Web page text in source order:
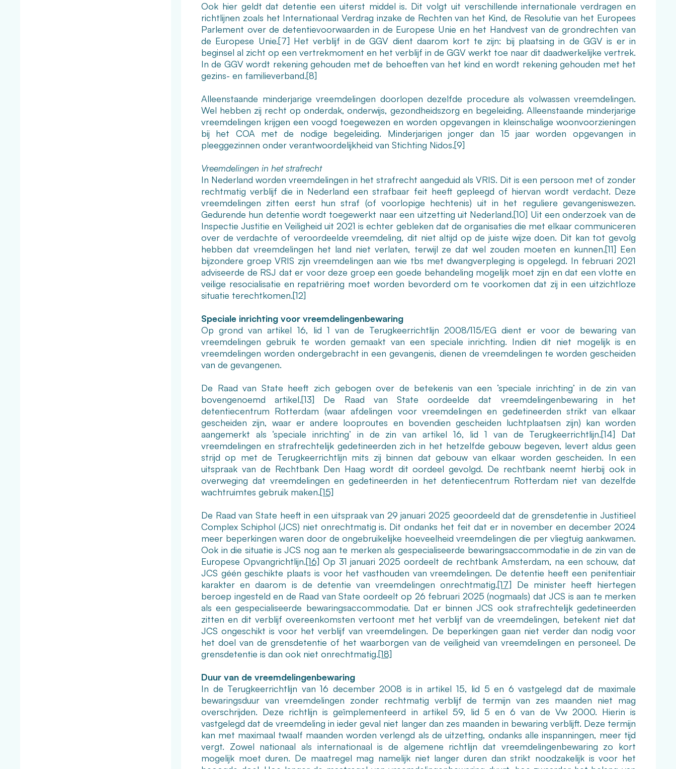
Ook hier geldt dat detentie een uiterst middel is. Dit volgt uit verschillende internationale verdragen en
richtlijnen zoals het Internationaal Verdrag inzake de Rechten van het Kind, de Resolutie van het Europees
Parlement over de detentievoorwaarden in de Europese Unie en het Handvest van de grondrechten van
de Europese Unie.[7] Het verblijf in de GGV dient daarom kort te zijn: bij plaatsing in de GGV is er in
beginsel al zicht op een vertrekmoment en het verblijf in de GGV werkt toe naar dit daadwerkelijke vertrek.
In de GGV wordt rekening gehouden met de behoeften van het kind en wordt rekening gehouden met het
gezins- en familieverband.[8]
Alleenstaande minderjarige vreemdelingen doorlopen dezelfde procedure als volwassen vreemdelingen.
Wel hebben zij recht op onderdak, onderwijs, gezondheidszorg en begeleiding. Alleenstaande minderjarige
vreemdelingen krijgen een voogd toegewezen en worden opgevangen in kleinschalige woonvoorzieningen
bij het COA met de nodige begeleiding. Minderjarigen jonger dan 15 jaar worden opgevangen in
pleeggezinnen onder verantwoordelijkheid van Stichting Nidos.[9]
Vreemdelingen in het strafrecht
In Nederland worden vreemdelingen in het strafrecht aangeduid als VRIS. Dit is een persoon met of zonder
rechtmatig verblijf die in Nederland een strafbaar feit heeft gepleegd of hiervan wordt verdacht. Deze
vreemdelingen zitten eerst hun straf (of voorlopige hechtenis) uit in het reguliere gevangeniswezen.
Gedurende hun detentie wordt toegewerkt naar een uitzetting uit Nederland.[10] Uit een onderzoek van de
Inspectie Justitie en Veiligheid uit 2021 is echter gebleken dat de organisaties die met elkaar communiceren
over de verdachte of veroordeelde vreemdeling, dit niet altijd op de juiste wijze doen. Dit kan tot gevolg
hebben dat vreemdelingen het land niet verlaten, terwijl ze dat wel zouden moeten en kunnen.[11] Een
bijzondere groep VRIS zijn vreemdelingen aan wie tbs met dwangverpleging is opgelegd. In februari 2021
adviseerde de RSJ dat er voor deze groep een goede behandeling mogelijk moet zijn en dat een vlotte en
veilige resocialisatie en repatriëring moet worden bevorderd om te voorkomen dat zij in een uitzichtloze
situatie terechtkomen.[12]
Speciale inrichting voor vreemdelingenbewaring
Op grond van artikel 16, lid 1 van de Terugkeerrichtlijn 2008/115/EG dient er voor de bewaring van
vreemdelingen gebruik te worden gemaakt van een speciale inrichting. Indien dit niet mogelijk is en
vreemdelingen worden ondergebracht in een gevangenis, dienen de vreemdelingen te worden gescheiden
van de gevangenen.
De Raad van State heeft zich gebogen over de betekenis van een ‘speciale inrichting’ in de zin van
bovengenoemd artikel.[13] De Raad van State oordeelde dat vreemdelingenbewaring in het
detentiecentrum Rotterdam (waar afdelingen voor vreemdelingen en gedetineerden strikt van elkaar
gescheiden zijn, waar er andere looproutes en bovendien gescheiden luchtplaatsen zijn) kan worden
aangemerkt als ‘speciale inrichting’ in de zin van artikel 16, lid 1 van de Terugkeerrichtlijn.[14] Dat
vreemdelingen en strafrechtelijk gedetineerden zich in het hetzelfde gebouw begeven, levert aldus geen
strijd op met de Terugkeerrichtlijn mits zij binnen dat gebouw van elkaar worden gescheiden. In een
uitspraak van de Rechtbank Den Haag wordt dit oordeel gevolgd. De rechtbank neemt hierbij ook in
overweging dat vreemdelingen en gedetineerden in het detentiecentrum Rotterdam niet van dezelfde
wachtruimtes gebruik maken.[15]
De Raad van State heeft in een uitspraak van 29 januari 2025 geoordeeld dat de grensdetentie in Justitieel
Complex Schiphol (JCS) niet onrechtmatig is. Dit ondanks het feit dat er in november en december 2024
meer beperkingen waren door de ongebruikelijke hoeveelheid vreemdelingen die per vliegtuig aankwamen.
Ook in die situatie is JCS nog aan te merken als gespecialiseerde bewaringsaccommodatie in de zin van de
Europese Opvangrichtlijn.[16] Op 31 januari 2025 oordeelt de rechtbank Amsterdam, na een schouw, dat
JCS géén geschikte plaats is voor het vasthouden van vreemdelingen. De detentie heeft een penitentiair
karakter en daarom is de detentie van vreemdelingen onrechtmatig.[17] De minister heeft hiertegen
beroep ingesteld en de Raad van State oordeelt op 26 februari 2025 (nogmaals) dat JCS is aan te merken
als een gespecialiseerde bewaringsaccommodatie. Dat er binnen JCS ook strafrechtelijk gedetineerden
zitten en dit verblijf overeenkomsten vertoont met het verblijf van de vreemdelingen, betekent niet dat
JCS ongeschikt is voor het verblijf van vreemdelingen. De beperkingen gaan niet verder dan nodig voor
het doel van de grensdetentie of het waarborgen van de veiligheid van vreemdelingen en personeel. De
grensdetentie is dan ook niet onrechtmatig.[18]
Duur van de vreemdelingenbewaring
In de Terugkeerrichtlijn van 16 december 2008 is in artikel 15, lid 5 en 6 vastgelegd dat de maximale
bewaringsduur van vreemdelingen zonder rechtmatig verblijf de termijn van zes maanden niet mag
overschrijden. Deze richtlijn is geïmplementeerd in artikel 59, lid 5 en 6 van de Vw 2000. Hierin is
vastgelegd dat de vreemdeling in ieder geval niet langer dan zes maanden in bewaring verblijft. Deze termijn
kan met maximaal twaalf maanden worden verlengd als de uitzetting, ondanks alle inspanningen, meer tijd
vergt. Zowel nationaal als internationaal is de algemene richtlijn dat vreemdelingenbewaring zo kort
mogelijk moet duren. De maatregel mag namelijk niet langer duren dan strikt noodzakelijk is voor het